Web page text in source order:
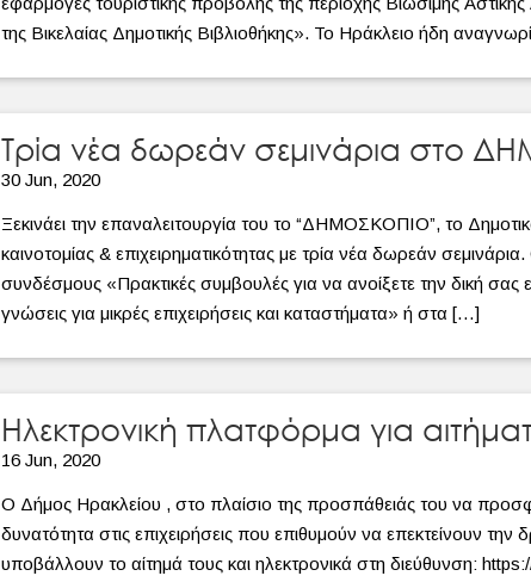
της Βικελαίας Δημοτικής Βιβλιοθήκης». Το Ηράκλειο ήδη
Τρία νέα δωρεάν σεμινάρια στο
30 Jun, 2020
Ξεκινάει την επαναλειτουργία του το “ΔΗΜΟΣΚΟΠΙΟ”, το
καινοτομίας & επιχειρηματικότητας με τρία νέα δωρεάν
συνδέσμους «Πρακτικές συμβουλές για να ανοίξετε την δική
γνώσεις για μικρές επιχειρήσεις και καταστήματα» ή στα […]
Ηλεκτρονική πλατφόρμα για
16 Jun, 2020
Ο Δήμος Ηρακλείου , στο πλαίσιο της προσπάθειάς του να
δυνατότητα στις επιχειρήσεις που επιθυμούν να επεκτείνουν
υποβάλλουν το αίτημά τους και ηλεκτρονικά στη διεύθυνση: